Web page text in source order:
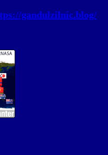
gandulzilnic.blog/